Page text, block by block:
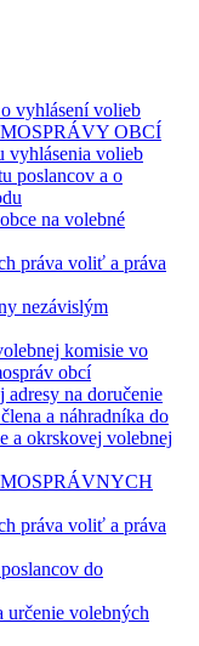
vyhlásení volieb
OBCÍ
vyhlásenia volieb
poslancov a o
na volebné
práva voliť a práva
nezávislým
komisie vo
obcí
adresy na doručenie
a náhradníka do
a okrskovej volebnej
práva voliť a práva
do
volebných